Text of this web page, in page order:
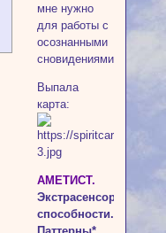
мне нужно
для работы с
осознанными
сновидениями?
Выпала
карта:
АМЕТИСТ.
Экстрасенсорные
способности.